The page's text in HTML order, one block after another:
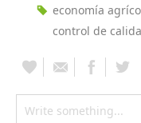
economía
control de